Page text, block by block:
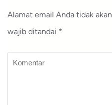
Alamat email Anda tidak
wajib ditandai *
Komentar